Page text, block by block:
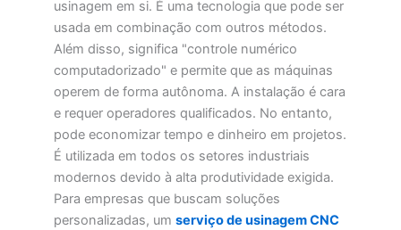
usinagem em si. É uma tecnologia que pode ser
usada em combinação com outros métodos.
Além disso, significa "controle numérico
computadorizado" e permite que as máquinas
operem de forma autônoma. A instalação é cara
e requer operadores qualificados. No entanto,
pode economizar tempo e dinheiro em projetos.
É utilizada em todos os setores industriais
modernos devido à alta produtividade exigida.
Para empresas que buscam soluções
personalizadas, um serviço de usinagem CNC